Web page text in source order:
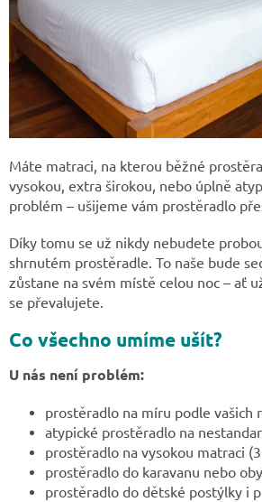
Máte matraci, na kterou běžné
vysokou, extra širokou, nebo úplně
problém – ušijeme vám prostěradlo
Díky tomu se už nikdy nebudete
shrnutém prostěradle. To naše bude
zůstane na svém místě celou noc – ať
se převalujete.
Co všechno umíme ušít?
U nás není problém:
prostěradlo na míru podle vašich
atypické prostěradlo na
prostěradlo na vysokou matraci
prostěradlo do karavanu nebo
prostěradlo do dětské postýlky i